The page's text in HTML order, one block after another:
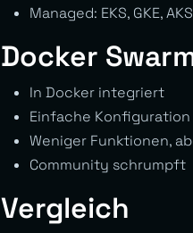
Managed: EKS, GKE, AKS
Docker
In Docker integriert
Einfache
Weniger Funktionen,
Community schrumpft
Vergleich